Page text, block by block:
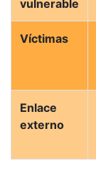
vulnerable
Víctimas
Enlace
externo